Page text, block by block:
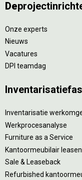
De
Onze experts
Nieuws
Vacatures
DPI teamdag
Inventarisatie
Werkprocesanalyse
Furniture as a Service
Kantoormeubilair leasen
Sale & Leaseback
Refurbished